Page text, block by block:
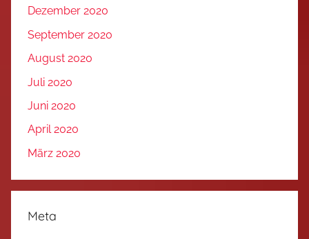
Dezember 2020
September 2020
August 2020
Juli 2020
Juni 2020
April 2020
März 2020
Meta